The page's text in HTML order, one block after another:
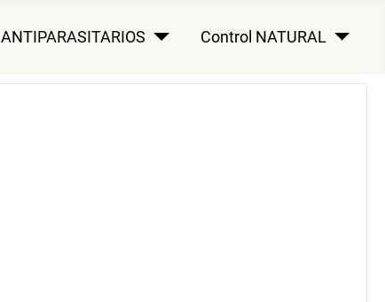
ANTIPARASITARIOS Control NATURAL